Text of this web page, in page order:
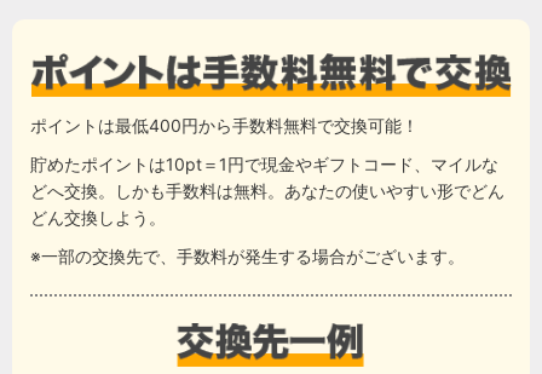
ポイントは最低400円から手数料無料で交換可能！
貯めたポイントは10pt＝1円で現金やギフトコード、マイルな
どへ交換。しかも手数料は無料。あなたの使いやすい形でどん
どん交換しよう。
※一部の交換先で、手数料が発生する場合がございます。